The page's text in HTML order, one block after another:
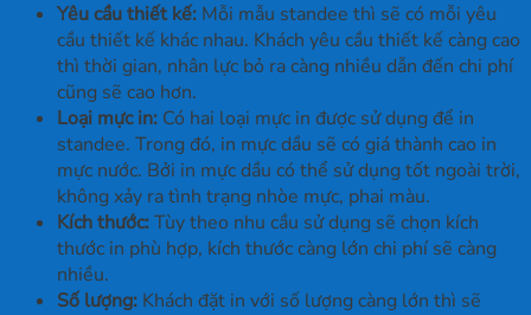
Yêu cầu thiết kế: Mỗi mẫu standee thì sẽ có mỗi yêu
cầu thiết kế khác nhau. Khách yêu cầu thiết kế càng cao
thì thời gian, nhân lực bỏ ra càng nhiều dẫn đến chi phí
cũng sẽ cao hơn.
Loại mực in: Có hai loại mực in được sử dụng để in
standee. Trong đó, in mực dầu sẽ có giá thành cao in
mực nước. Bởi in mực dầu có thể sử dụng tốt ngoài trời,
không xảy ra tình trạng nhòe mực, phai màu.
Kích thước:Tùy theo nhu cầu sử dụng sẽ chọn kích
thước in phù hợp, kích thước càng lớn chi phí sẽ càng
nhiều.
Số lượng: Khách đặt in với số lượng càng lớn thì sẽ